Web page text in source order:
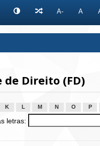
A- A
Direito (FD)
K L M N O P
letras: